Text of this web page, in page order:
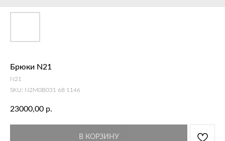
Брюки N21
N21
SKU: N2M0B031 68 1146
23000,00 р.
В КОРЗИНУ